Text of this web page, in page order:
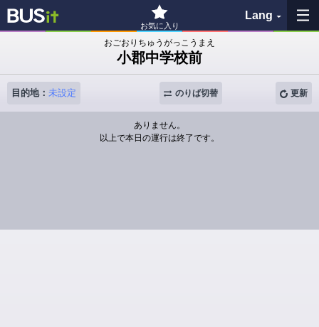
お気に入り
Lang
お気に入り
履歴
地図を見る
おごおりちゅうがっこうまえ
小郡中学校前
目的地： 未設定 更新
のりば切替
ありません。
以上で本日の運行は終了です。